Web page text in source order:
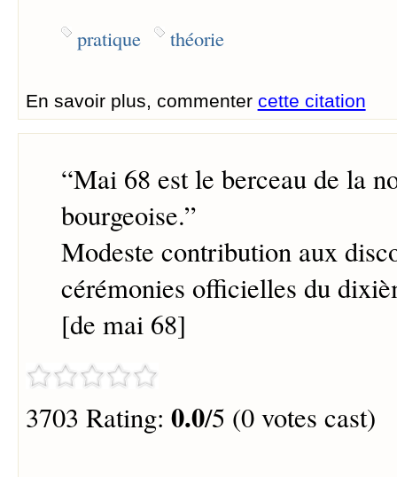
pratique théorie
En savoir plus, commenter cette citation
“Mai 68 est le berceau de la
bourgeoise.”
Modeste contribution aux
cérémonies officielles du
[de mai 68]
3703 Rating: 0.0/5 (0 votes cast)